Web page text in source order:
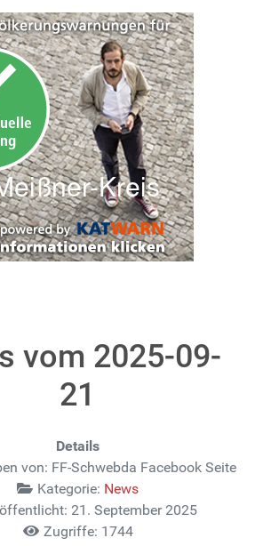
vom 2025-09-
21
Details
von: FF-Schwebda Facebook Seite
Kategorie: News
21. September 2025
Zugriffe: 1744